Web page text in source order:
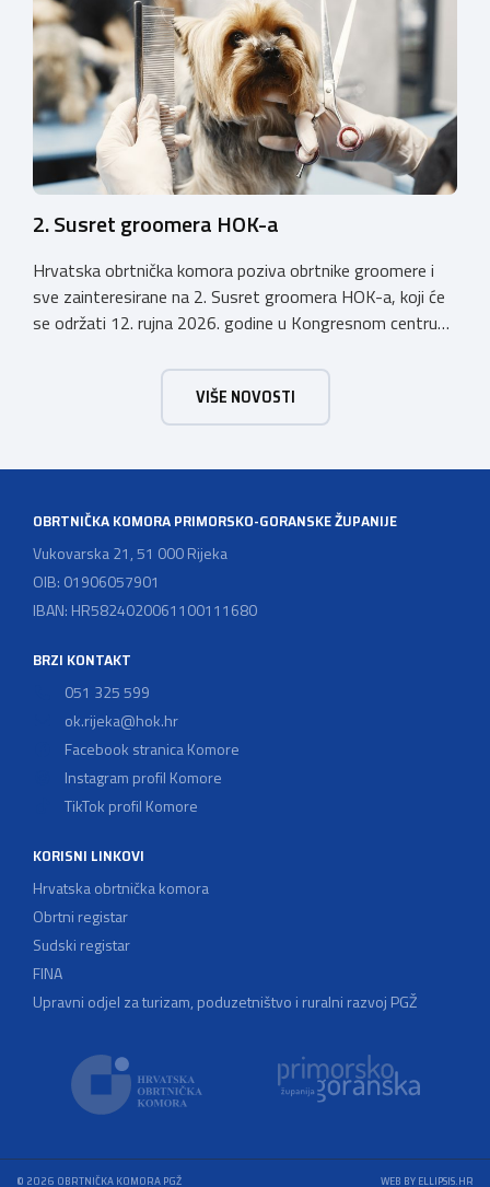
obrtništva. Uz bogatu izlagačku ponudu i ove godine
priprema se raznovrstan […]
2. Susret groomera HOK-a
Hrvatska obrtnička komora poziva obrtnike groomere i
sve zainteresirane na 2. Susret groomera HOK-a, koji će
se održati 12. rujna 2026. godine u Kongresnom centru
očekuje bogat stručni program s predavanjima
renomiranih domaćih i međunarodnih predavača: U sklopu
programa održat će se i panel rasprava „Profesija
VIŠE NOVOSTI
OBRTNIČKA KOMORA PRIMORSKO-GORANSKE ŽUPANIJE
Vukovarska 21, 51 000 Rijeka
OIB: 01906057901
IBAN: HR5824020061100111680
BRZI KONTAKT
051 325 599
ok.rijeka@hok.hr
Facebook stranica Komore
Instagram profil Komore
TikTok profil Komore
KORISNI LINKOVI
Hrvatska obrtnička komora
Obrtni registar
Sudski registar
FINA
Upravni odjel za turizam, poduzetništvo i ruralni razvoj PGŽ
© 2026 OBRTNIČKA KOMORA PGŽ WEB BY ELLIPSIS.HR